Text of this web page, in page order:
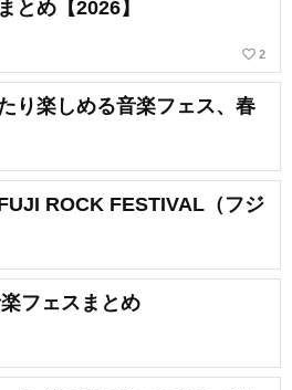
とめ【2026】
favorite_border 2
り楽しめる音楽フェス、春
ROCK FESTIVAL（フジ
フェスまとめ